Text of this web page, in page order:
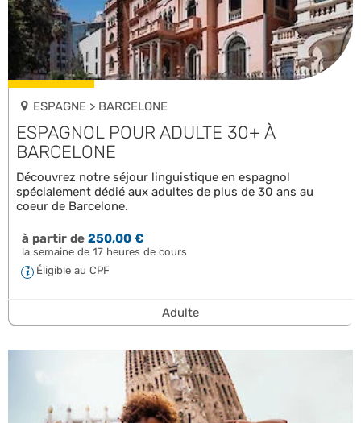
ESPAGNE > BARCELONE
ESPAGNOL POUR ADULTE 30+ À
BARCELONE
Découvrez notre séjour linguistique en espagnol
spécialement dédié aux adultes de plus de 30 ans au
coeur de Barcelone.
à partir de250,00 €
la semaine de 17 heures de cours
Éligible au CPF
Adulte